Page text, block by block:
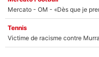
Tennis